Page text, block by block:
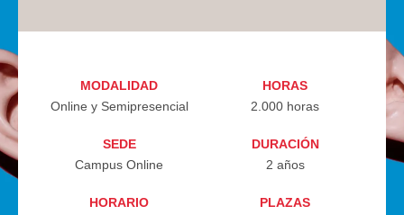
MODALIDAD
Online y Semipresencial
HORAS
2.000 horas
SEDE
Campus Online
DURACIÓN
2 años
HORARIO
PLAZAS